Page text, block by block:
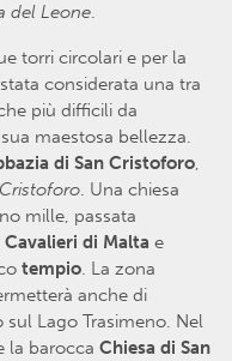
del Leone.
torri circolari e per la
considerata una tra
più difficili da
maestosa bellezza.
di San Cristoforo,
. Una chiesa
mille, passata
di Malta e
tempio. La zona
anche di
Lago Trasimeno. Nel
la barocca Chiesa di San